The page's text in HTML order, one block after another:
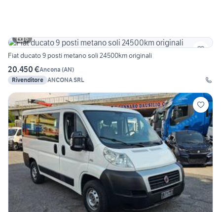
6
Fiat ducato 9 posti metano soli 24500km originali
20.450 €Ancona (AN)
Rivenditore ANCONA SRL